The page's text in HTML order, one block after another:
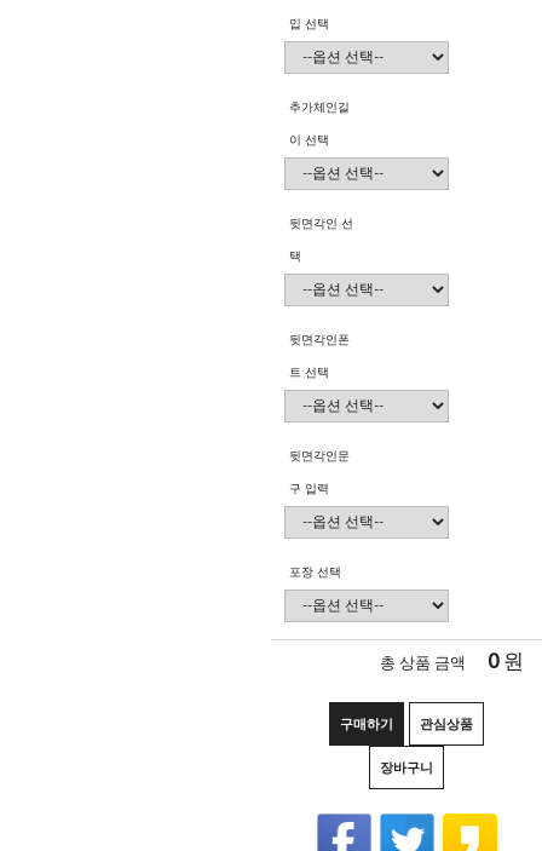
입 선택
추가체인길
이 선택
뒷면각인 선
택
뒷면각인폰
트 선택
뒷면각인문
구 입력
포장 선택
총 상품 금액 0원
구매하기 관심상품
장바구니